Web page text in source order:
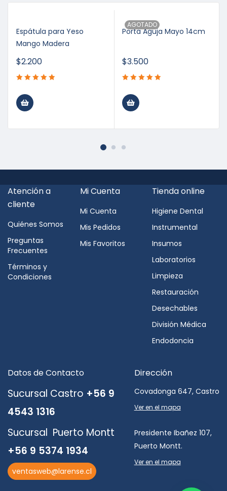
Espátula para Yeso
Mango Madera
$2.200
AGOTADO
Porta Aguja Mayo 14cm
$3.500
Atención a
cliente
Quiénes Somos
Preguntas
Frecuentes
Términos y
Condiciones
Mi Cuenta
Mi Cuenta
Mis Pedidos
Mis Favoritos
Tienda online
Higiene Dental
Instrumental
Insumos
Laboratorios
Limpieza
Restauración
Desechables
División Médica
Endodoncia
Datos de Contacto
Sucursal Castro +56 9
4543 1316
Sucursal Puerto Montt
+56 9 5374 1934
ventasweb@larense.cl
Dirección
Covadonga 647, Castro
Ver en el mapa
Presidente Ibañez 107,
Puerto Montt.
Ver en el mapa